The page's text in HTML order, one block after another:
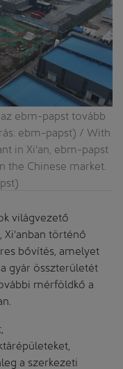
ebm-papst tovább
ebm-papst) / With
in Xi'an, ebm-papst
the Chinese market.
világvezető
Xi'anban történő
bővítés, amelyet
gyár összterületét
mérföldkő a
a szerkezeti